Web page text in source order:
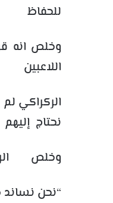
وخلص انه
الركراكي
نحتاج إليهم
وخلص
“نحن